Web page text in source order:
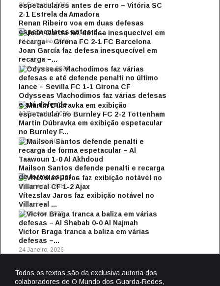
21 Fevereiro, 2026
Renan Ribeiro voa em duas defesas
espetaculares antes d...
17 Fevereiro, 2026
Joan García faz defesa inesquecível em
recarga –...
17 Fevereiro, 2026
Odysseas Vlachodimos faz várias defesas
e até defende...
10 Fevereiro, 2026
Martin Dúbravka em exibição espetacular
no Burnley F...
31 Janeiro, 2026
Mailson Santos defende penalti e recarga
de forma espet...
31 Janeiro, 2026
Vítezslav Jaros faz exibição notável no
Villarreal ...
24 Janeiro, 2026
Victor Braga tranca a baliza em várias
defesas –...
24 Janeiro, 2026
Todos os textos são da exclusiva autoria dos
colaboradores de O Mundo dos Guarda-Redes,